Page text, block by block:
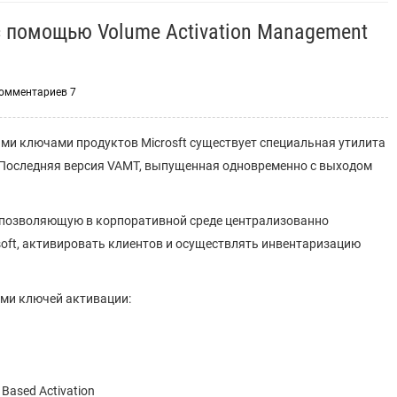
Volume Activation Management
7
ключами продуктов Microsft существует специальная утилита
версия VAMT, выпущенная одновременно с выходом
в корпоративной среде централизованно
активировать клиентов и осуществлять инвентаризацию
ключей активации:
Activation